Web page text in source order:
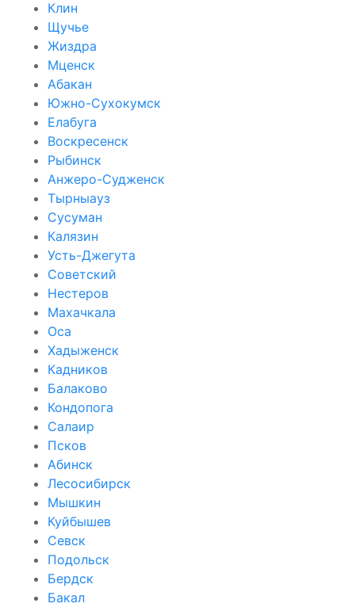
Клин
Щучье
Жиздра
Мценск
Абакан
Южно-Сухокумск
Елабуга
Воскресенск
Рыбинск
Анжеро-Судженск
Тырныауз
Сусуман
Калязин
Усть-Джегута
Советский
Нестеров
Махачкала
Оса
Хадыженск
Кадников
Балаково
Кондопога
Салаир
Псков
Абинск
Лесосибирск
Мышкин
Куйбышев
Севск
Подольск
Бердск
Бакал